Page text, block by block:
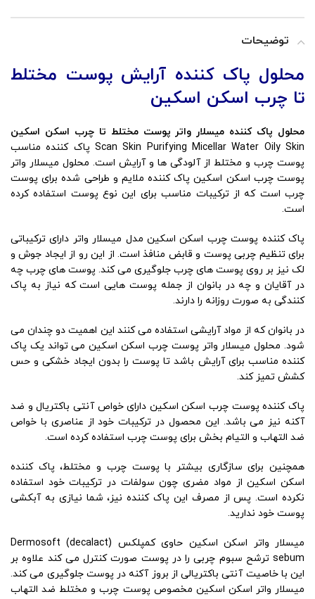
توضیحات
محلول پاک کننده آرایش پوست مختلط
تا چرب اسکن اسکین
محلول پاک کننده میسلار واتر پوست مختلط تا چرب اسکن اسکین
Scan Skin Purifying Micellar Water Oily Skin پاک کننده مناسب
پوست چرب و مختلط از آلودگی ها و آرایش است. محلول میسلار واتر
پوست چرب اسکن اسکین پاک کننده ملایم و طراحی شده برای پوست
چرب است که از ترکیبات مناسب برای این نوع پوست استفاده کرده
است.
پاک کننده پوست چرب اسکن اسکین مدل میسلار واتر دارای ترکیباتی
برای تنظیم چربی پوست و قابض منافذ است. از این رو از ایجاد جوش و
لک نیز بر روی پوست های چرب جلوگیری می کند. پوست های چرب چه
در آقایان و چه در بانوان از جمله پوست هایی است که نیاز به پاک
کنندگی به صورت روزانه را دارند.
در بانوان که از مواد آرایشی استفاده می کنند این اهمیت دو چندان می
شود. محلول میسلار واتر پوست چرب اسکن اسکین می تواند یک پاک
کننده مناسب برای آرایش باشد تا پوست را بدون ایجاد خشکی و حس
کشش تمیز کند.
پاک کننده پوست چرب اسکن اسکین دارای خواص آنتی باکتریال و ضد
آکنه نیز می باشد. این محصول در ترکیبات خود از عناصری با خواص
ضد التهاب و التیام بخش برای پوست چرب استفاده کرده است.
همچنین برای سازگاری بیشتر با پوست چرب و مختلط، پاک کننده
اسکن اسکین از مواد مضری چون سولفات در ترکیبات خود استفاده
نکرده است. پس از مصرف این پاک کننده نیز، شما نیازی به آبکشی
پوست خود ندارید.
میسلار واتر اسکن اسکین حاوی کمپلکس (Dermosoft (decalact
sebum ترشح سبوم چربی را در پوست صورت کنترل می کند علاوه بر
این با خاصیت آنتی باکتریالی از بروز آکنه در پوست جلوگیری می کند.
میسلار واتر اسکن اسکین مخصوص پوست چرب و مختلط ضد التهاب